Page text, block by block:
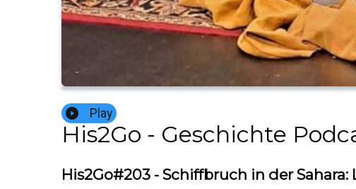
Play
His2Go - Geschichte
His2Go#203 - Schiffbruch in der Sahara: